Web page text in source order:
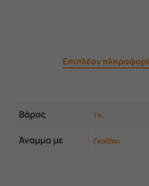
Επιπλέον
Βάρος 1 κ.
Άναμμα με Γκαζάκι